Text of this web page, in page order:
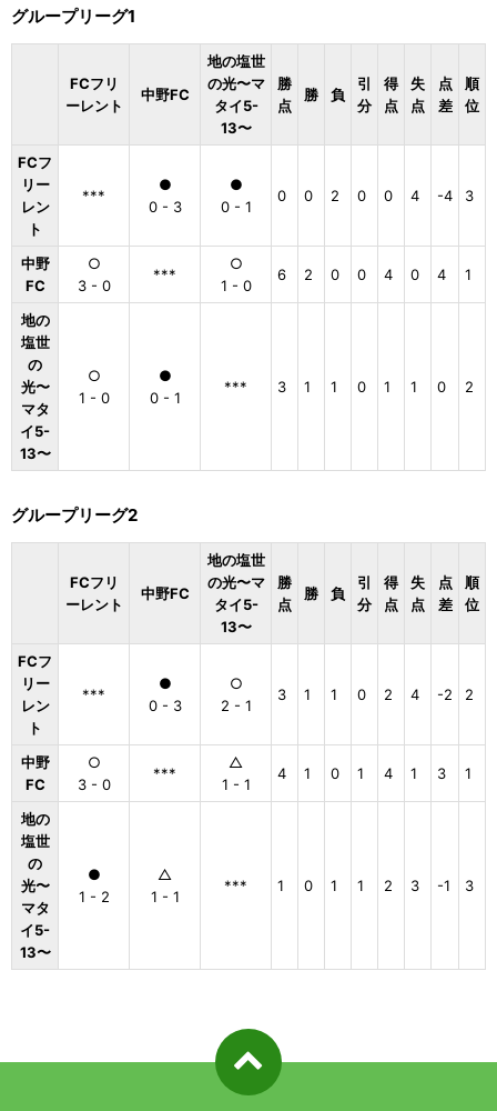
グループリーグ1
FCフリ
ーレント
中野FC
地の塩世
の光〜マ
タイ5-
13〜
勝
点
勝 負
引
分
得
点
失
点
点
差
順
位
FCフ
リー
レン
ト
***
●
0 - 3
●
0 - 1
0 0 2 0 0 4 -4 3
中野
FC
○
3 - 0
***
○
1 - 0
6 2 0 0 4 0 4 1
地の
塩世
の
光〜
マタ
イ5-
13〜
○
1 - 0
●
0 - 1
*** 3 1 1 0 1 1 0 2
グループリーグ2
FCフリ
ーレント
中野FC
地の塩世
の光〜マ
タイ5-
13〜
勝
点
勝 負
引
分
得
点
失
点
点
差
順
位
FCフ
リー
レン
ト
***
●
0 - 3
○
2 - 1
3 1 1 0 2 4 -2 2
中野
FC
○
3 - 0
***
△
1 - 1
4 1 0 1 4 1 3 1
地の
塩世
の
光〜
マタ
イ5-
13〜
●
1 - 2
△
1 - 1
*** 1 0 1 1 2 3 -1 3